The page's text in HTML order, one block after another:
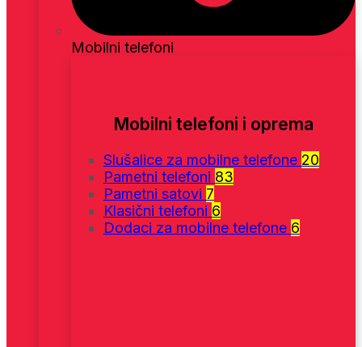
Mobilni telefoni
Mobilni telefoni i oprema
Slušalice za mobilne telefone 20
Pametni telefoni 83
Pametni satovi 7
Klasični telefoni 6
Dodaci za mobilne telefone 6